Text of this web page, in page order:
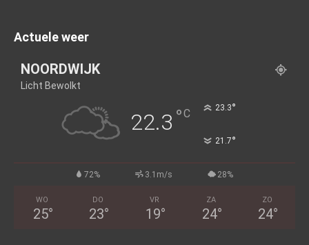
Actuele weer
NOORDWIJK
Licht Bewolkt
22.3 °C 23.3°
21.7°
72% 3.1m/s 28%
WO
25°
DO
23°
VR
19°
ZA
24°
ZO
24°